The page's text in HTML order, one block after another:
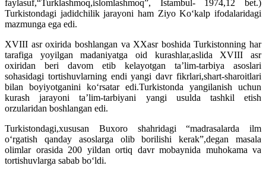
faylasuf,“Turklashmoq,islomlashmoq”, Istambul- 1974,12 bet.)
Turkistondagi jadidchilik jarayoni ham Ziyo Ko‘kalp ifodalaridagi
mazmunga ega edi.
XVIII asr oxirida boshlangan va XXasr boshida Turkistonning har
tarafiga yoyilgan madaniyatga oid kurashlar,aslida XVIII asr
oxiridan beri davom etib kelayotgan ta’lim-tarbiya asoslari
sohasidagi tortishuvlarning endi yangi davr fikrlari,shart-sharoitlari
bilan boyiyotganini ko‘rsatar edi.Turkistonda yangilanish uchun
kurash jarayoni ta’lim-tarbiyani yangi usulda tashkil etish
orzularidan boshlangan edi.
Turkistondagi,xususan Buxoro shahridagi “madrasalarda ilm
o‘rgatish qanday asoslarga olib borilishi kerak”,degan masala
olimlar orasida 200 yildan ortiq davr mobaynida muhokama va
tortishuvlarga sabab bo‘ldi.